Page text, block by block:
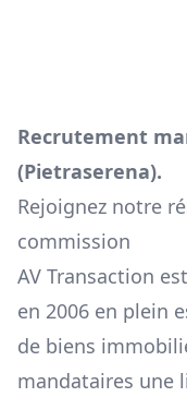
Recrutement
(Pietraserena).
Rejoignez notre
commission
AV Transaction
en 2006 en plein
de biens
mandataires une